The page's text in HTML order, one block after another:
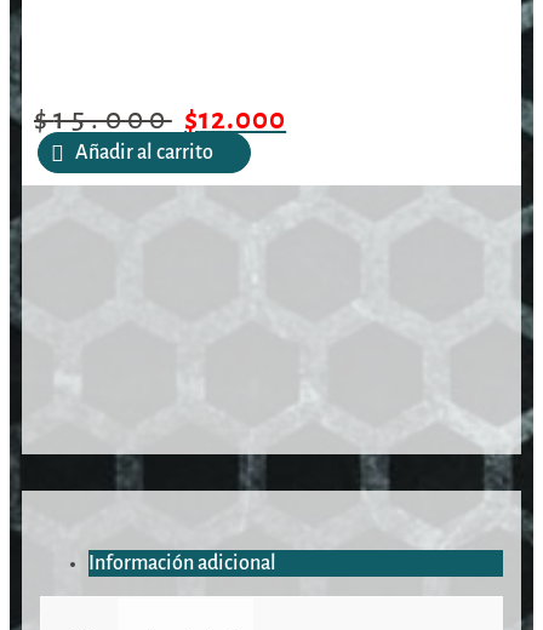
$15.000 $12.000
Añadir al carrito
Información adicional